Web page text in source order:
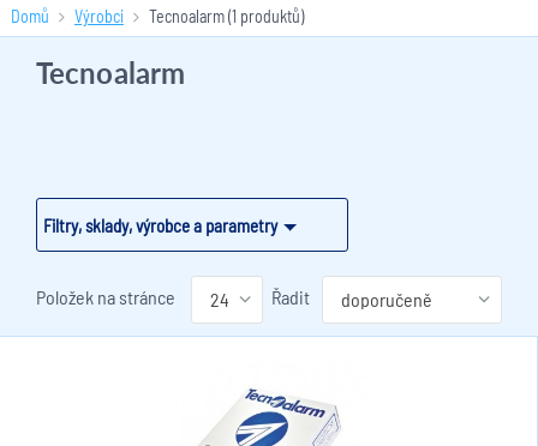
Domů Výrobci Tecnoalarm(1 produktů)
Filtry, sklady, výrobce a parametry
Tecnoalarm
Položek na stránce Řadit